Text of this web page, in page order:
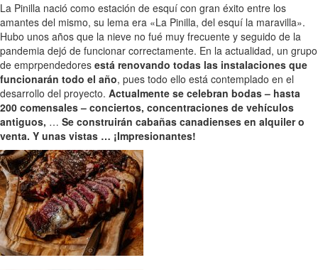
La Pinilla nació como estación de esquí con gran éxito entre los
amantes del mismo, su lema era «La Pinilla, del esquí la maravilla».
Hubo unos años que la nieve no fué muy frecuente y seguido de la
pandemia dejó de funcionar correctamente. En la actualidad, un grupo
de emprpendedores está renovando todas las instalaciones que
funcionarán todo el año, pues todo ello está contemplado en el
desarrollo del proyecto. Actualmente se celebran bodas – hasta
200 comensales – conciertos, concentraciones de vehículos
antiguos, … Se construirán cabañas canadienses en alquiler o
venta. Y unas vistas … ¡Impresionantes!